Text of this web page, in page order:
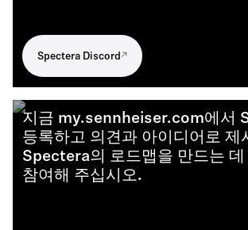
Spectera Discord
지금 my.sennheiser.com에서
등록하고 의견과 아이디어로 제
Spectera의 로드맵을 만드는 데
참여해 주십시오.